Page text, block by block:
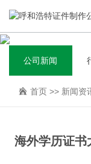
公司新闻
首页 >> 新闻资
海外学历证书